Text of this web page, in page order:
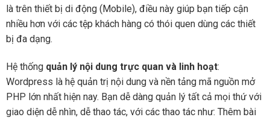
là trên thiết bị di động (Mobile), điều này giúp bạn tiếp cận
nhiều hơn với các tệp khách hàng có thói quen dùng các thiết
bị đa dạng.
Hệ thống quản lý nội dung trực quan và linh hoạt:
Wordpress là hệ quản trị nội dung và nền tảng mã nguồn mở
PHP lớn nhất hiện nay. Bạn dễ dàng quản lý tất cả mọi thứ với
giao diện dễ nhìn, dễ thao tác, với các thao tác như: Thêm bài